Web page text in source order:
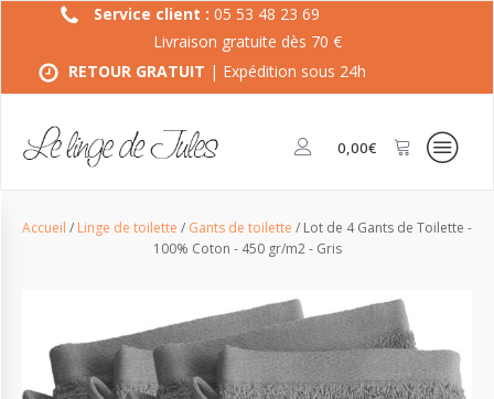
Service client : 05 53 48 23 69
Livraison gratuite dès 70 €
RETOUR GRATUIT | Expédition sous 24h
0,00€
Accueil / Linge de toilette / Gants de toilette / Lot de 4 Gants de Toilette -
100% Coton - 450 gr/m2 - Gris